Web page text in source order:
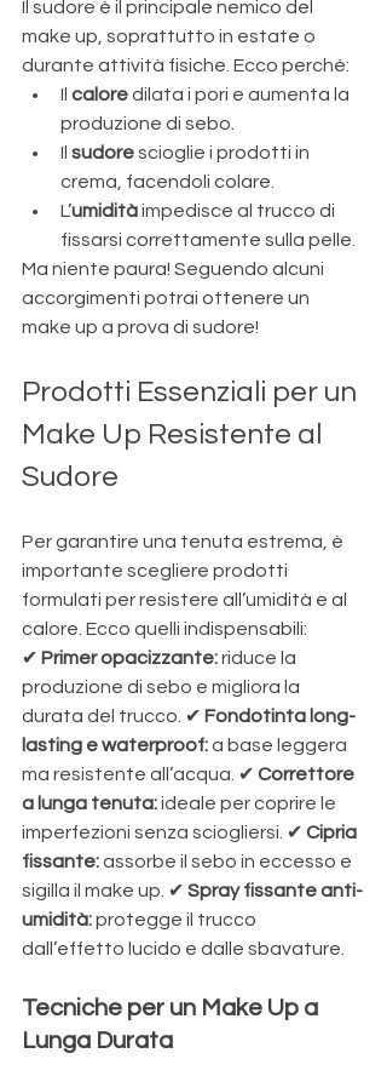
Il sudore è il principale nemico del
make up, soprattutto in estate o
durante attività fisiche. Ecco perché:
Il calore dilata i pori e aumenta la
produzione di sebo.
Il sudore scioglie i prodotti in
crema, facendoli colare.
L’umidità impedisce al trucco di
fissarsi correttamente sulla pelle.
Ma niente paura! Seguendo alcuni
accorgimenti potrai ottenere un
make up a prova di sudore!
Prodotti Essenziali per un
Make Up Resistente al
Sudore
Per garantire una tenuta estrema, è
importante scegliere prodotti
formulati per resistere all’umidità e al
calore. Ecco quelli indispensabili:
✔ Primer opacizzante: riduce la
produzione di sebo e migliora la
durata del trucco. ✔ Fondotinta long-
lasting e waterproof: a base leggera
ma resistente all’acqua. ✔ Correttore
a lunga tenuta: ideale per coprire le
imperfezioni senza sciogliersi. ✔ Cipria
fissante: assorbe il sebo in eccesso e
sigilla il make up. ✔ Spray fissante anti-
umidità: protegge il trucco
dall’effetto lucido e dalle sbavature.
Tecniche per un Make Up a
Lunga Durata